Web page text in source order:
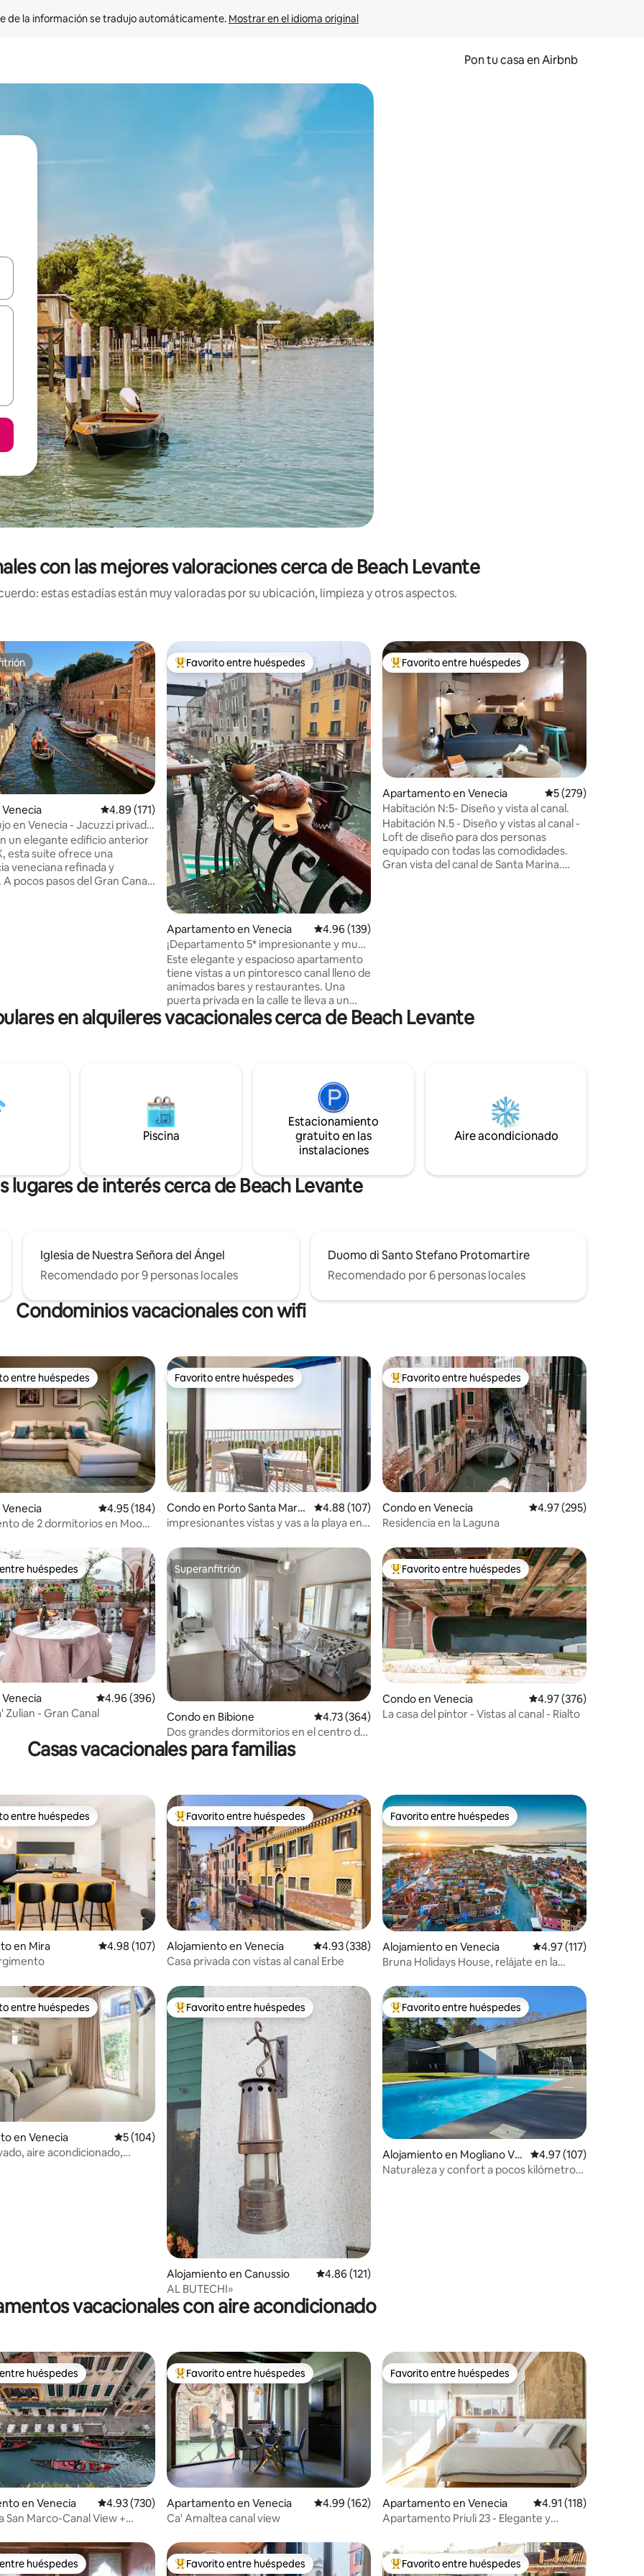
de la información se tradujo automáticamente. Mostrar en el idioma original
Pon tu casa en Airbnb
las teclas de flecha hacia arriba y hacia abajo o explora con el tacto o desliza el dedo.
con las mejores valoraciones cerca de Beach Levante
estas estadías están muy valoradas por su ubicación, limpieza y otros aspectos.
de 5, 501 reseñas
Calificación promedio: 4.89 de 5, 171 reseñas
4.89 (171)
en Venecia - Jacuzzi privado
un elegante edificio anterior
esta suite ofrece una
veneciana refinada y
pocos pasos del Gran Canal,
ideal para los huéspedes que
y estilo.
Favorito entre huéspedes preferido
Favorito entre huéspedes
Apartamento en Venecia Calificación promedio: 4.96 de 5, 139 reseñas
4.96 (139)
¡Departamento 5* impresionante y muy
elegante junto al canal!
Este elegante y espacioso apartamento
tiene vistas a un pintoresco canal lleno de
animados bares y restaurantes. Una
puerta privada en la calle te lleva a un
área de servicio en la planta baja
(lavadora y secadora) y luego, arriba,
dormitorios grandes con camas super-
king y 2 baños, uno con una lujosa bañera
independiente. También tenemos un
cómodo sofá cama doble en el salón con
capacidad para dos personas.
Favorito entre huéspedes preferido
Favorito entre huéspedes
Apartamento en Venecia Calificación
5 (279)
Habitación N:5- Diseño y vista al canal.
Habitación N.5 - Diseño y vistas al canal -
Loft de diseño para dos personas
equipado con todas las comodidades.
Gran vista del canal de Santa Marina.
h.
en alquileres vacacionales cerca de Beach Levante
Piscina
Estacionamiento
gratuito en las
instalaciones
Aire acondicionado
lugares de interés cerca de Beach Levante
Iglesia de Nuestra Señora del Ángel
Recomendado por 9 personas locales
Duomo di Santo Stefano Protomartire
Recomendado por 6 personas locales
Condominios vacacionales con wifi
de 5, 130 reseñas
huéspedes preferido
entre huéspedes
Calificación promedio: 4.95 de 5, 184 reseñas
4.95 (184)
de 2 dormitorios en Moon •
Favorito entre huéspedes
Favorito entre huéspedes
Condo en Porto Santa Marg
herita
Calificación promedio: 4.88 de 5, 107 reseñas
4.88 (107)
impresionantes vistas y vas a la playa en
Favorito entre huéspedes preferido
Favorito entre huéspedes
Condo en Venecia Calificación promedio:
4.97 (295)
Residencia en la Laguna
de 5, 186 reseñas
huéspedes
huéspedes
Calificación promedio: 4.96 de 5, 396 reseñas
4.96 (396)
Zulian - Gran Canal
Superanfitrión
Superanfitrión
Condo en Bibione Calificación promedio: 4.73 de 5, 364 reseñas
4.73 (364)
Dos grandes dormitorios en el centro de
Bibione.
Favorito entre huéspedes preferido
Favorito entre huéspedes
Condo en Venecia Calificación promedio:
4.97 (376)
La casa del pintor - Vistas al canal - Rialto
Casas vacacionales para familias
5 de 5, 137 reseñas
huéspedes preferido
entre huéspedes
en Mira Calificación promedio: 4.98 de 5, 107 reseñas
4.98 (107)
Favorito entre huéspedes preferido
Favorito entre huéspedes
Alojamiento en Venecia Calificación promedio: 4.93 de 5, 338 reseñas
4.93 (338)
Casa privada con vistas al canal Erbe
Favorito entre huéspedes
Favorito entre huéspedes
Alojamiento en Venecia Calificación promedio:
4.97 (117)
Bruna Holidays House, relájate en la
de 5, 253 reseñas
huéspedes preferido
entre huéspedes
en Venecia Calificación promedio: 5 de 5, 104 reseñas
5 (104)
aire acondicionado,
Favorito entre huéspedes preferido
Favorito entre huéspedes
Alojamiento en Canussio Calificación promedio: 4.86 de 5, 121 reseñas
4.86 (121)
AL BUTECHI»
Favorito entre huéspedes preferido
Favorito entre huéspedes
Alojamiento en Mogliano Ve
neto
Calificación promedio:
4.97 (107)
Naturaleza y confort a pocos kilómetros
vacacionales con aire acondicionado
de 5, 239 reseñas
huéspedes
huéspedes
en Venecia Calificación promedio: 4.93 de 5, 730 reseñas
4.93 (730)
San Marco-Canal View +
Favorito entre huéspedes preferido
Favorito entre huéspedes
Apartamento en Venecia Calificación promedio: 4.99 de 5, 162 reseñas
4.99 (162)
Ca' Amaltea canal view
Favorito entre huéspedes
Favorito entre huéspedes
Apartamento en Venecia Calificación promedio:
4.91 (118)
Apartamento Priuli 23 - Elegante y
huéspedes
huéspedes Favorito entre huéspedes preferido
Favorito entre huéspedes Favorito entre huéspedes preferido
Favorito entre huéspedes